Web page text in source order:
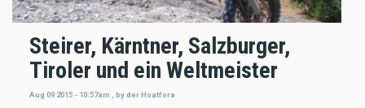
Steirer, Kärntner, Salzburger,
Tiroler und ein Weltmeister
Aug 09 2015 - 10:57am byder Hoatfora